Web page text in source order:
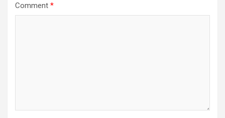
Comment *